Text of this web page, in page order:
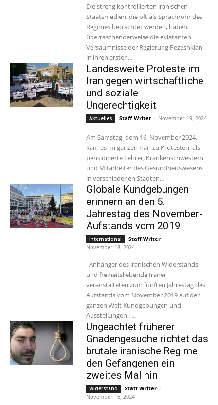
Die streng kontrollierten iranischen
Staatsmedien, die oft als Sprachrohr des
Regimes betrachtet werden, haben
überraschenderweise die eklatanten
Versäumnisse der Regierung Pezeshkian
in ihren ersten...
Landesweite Proteste im
Iran gegen wirtschaftliche
und soziale
Ungerechtigkeit
Aktuelles Staff Writer - November 19, 2024
Am Samstag, dem 16. November 2024,
kam es im ganzen Iran zu Protesten, als
pensionierte Lehrer, Krankenschwestern
und Mitarbeiter des Gesundheitswesens
in verschiedenen Städten...
Globale Kundgebungen
erinnern an den 5.
Jahrestag des November-
Aufstands vom 2019
International Staff Writer -
November 18, 2024
und freiheitsliebende Iraner
veranstalteten zum fünften Jahrestag des
Aufstands vom November 2019 auf der
ganzen Welt Kundgebungen und
Ausstellungen . ...
Ungeachtet früherer
Gnadengesuche richtet das
brutale iranische Regime
den Gefangenen ein
zweites Mal hin
Widerstand Staff Writer -
November 16, 2024